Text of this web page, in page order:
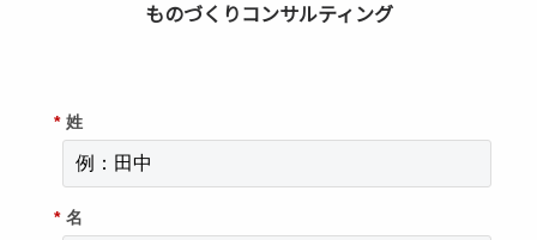
ものづくりコンサルティング
* 姓
* 名